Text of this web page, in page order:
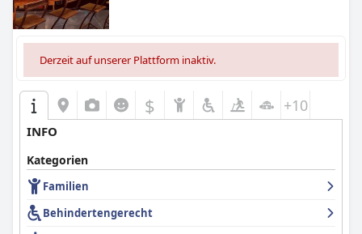
Derzeit auf unserer Plattform inaktiv.
$ +10
INFO
Kategorien
Familien
Behindertengerecht